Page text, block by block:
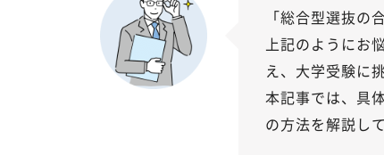
「総合型選抜の
上記のようにお
え、大学受験に
本記事では、具
の方法を解説し